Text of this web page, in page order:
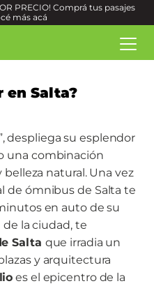
PRECIO! Comprá tus pasajes
más acá
en Salta?
despliega su esplendor
una combinación
natural. Una vez
de ómnibus de Salta te
en auto de su
de la ciudad, te
Salta que irradia un
y arquitectura
es el epicentro de la